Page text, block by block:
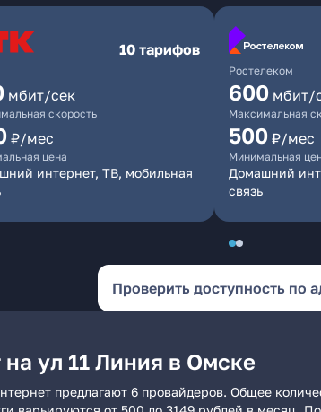
10 тарифов
мбит/сек
скорость
₽/мес
цена
интернет, ТВ, мобильная
Ростелеком
600 мбит/
Максимальная
500 ₽/мес
Минимальная
Домашний
связь
Проверить доступность по
ул 11 Линия в Омске
предлагают 6 провайдеров. Общее